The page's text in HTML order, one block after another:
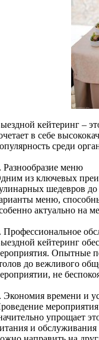
кейтеринг –
в себе
среди
Разнообразие меню
из ключевых
шедевров до
меню,
актуально на
Профессиональное
кейтеринг
Опытные
до вежливого
не
Экономия времени и
упрощает
и обслуживания